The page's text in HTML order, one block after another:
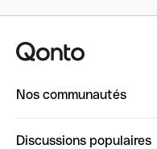
Nos communautés
Discussions populaires